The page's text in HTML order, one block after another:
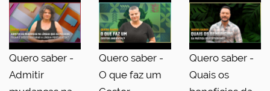
Quero saber -
Admitir
Quero saber -
O que faz um
Quero saber -
Quais os